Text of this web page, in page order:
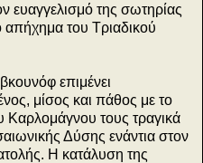
ευαγγελισμό της σωτηρίας
απήχημα του Τριαδικού
επιμένει
μίσος και πάθος με το
Καρλομάγνου τους τραγικά
Δύσης ενάντια στον
Η κατάλυση της